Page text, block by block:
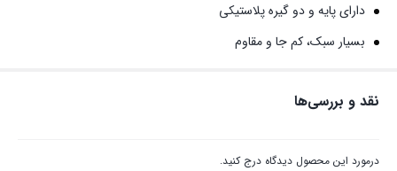
دارای پایه و دو گیره پلاستیکی
بسیار سبک، کم جا و مقاوم
نقد و بررسی‌ها
درمورد این محصول دیدگاه درج کنید.